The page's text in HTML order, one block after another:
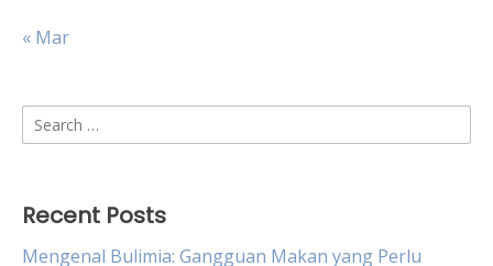
« Mar
Search
for:
Recent Posts
Mengenal Bulimia: Gangguan Makan yang Perlu